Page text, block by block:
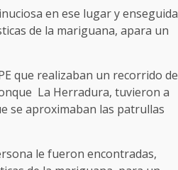
en ese lugar y enseguida
de la mariguana, apara un
que realizaban un recorrido de
La Herradura, tuvieron a
se aproximaban las patrullas
le fueron encontradas,